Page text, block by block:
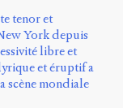
tenor et
York depuis
libre et
et éruptif a
scène mondiale